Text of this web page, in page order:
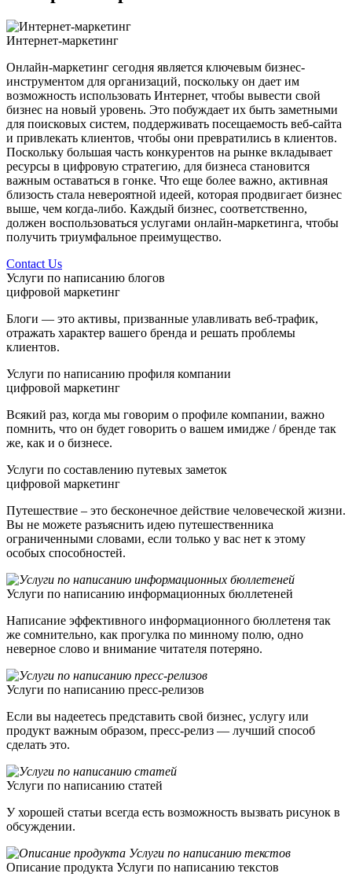
Интернет-маркетинг
Онлайн-маркетинг сегодня является ключевым бизнес-
инструментом для организаций, поскольку он дает им
возможность использовать Интернет, чтобы вывести свой
бизнес на новый уровень. Это побуждает их быть заметными
для поисковых систем, поддерживать посещаемость веб-сайта
и привлекать клиентов, чтобы они превратились в клиентов.
Поскольку большая часть конкурентов на рынке вкладывает
ресурсы в цифровую стратегию, для бизнеса становится
важным оставаться в гонке. Что еще более важно, активная
близость стала невероятной идеей, которая продвигает бизнес
выше, чем когда-либо. Каждый бизнес, соответственно,
должен воспользоваться услугами онлайн-маркетинга, чтобы
получить триумфальное преимущество.
Contact Us
Услуги по написанию блогов
цифровой маркетинг
Блоги — это активы, призванные улавливать веб-трафик,
отражать характер вашего бренда и решать проблемы
клиентов.
Услуги по написанию профиля компании
цифровой маркетинг
Всякий раз, когда мы говорим о профиле компании, важно
помнить, что он будет говорить о вашем имидже / бренде так
же, как и о бизнесе.
Услуги по составлению путевых заметок
цифровой маркетинг
Путешествие – это бесконечное действие человеческой жизни.
Вы не можете разъяснить идею путешественника
ограниченными словами, если только у вас нет к этому
особых способностей.
Услуги по написанию информационных бюллетеней
Написание эффективного информационного бюллетеня так
же сомнительно, как прогулка по минному полю, одно
неверное слово и внимание читателя потеряно.
Услуги по написанию пресс-релизов
Если вы надеетесь представить свой бизнес, услугу или
продукт важным образом, пресс-релиз — лучший способ
сделать это.
Услуги по написанию статей
У хорошей статьи всегда есть возможность вызвать рисунок в
обсуждении.
Описание продукта Услуги по написанию текстов